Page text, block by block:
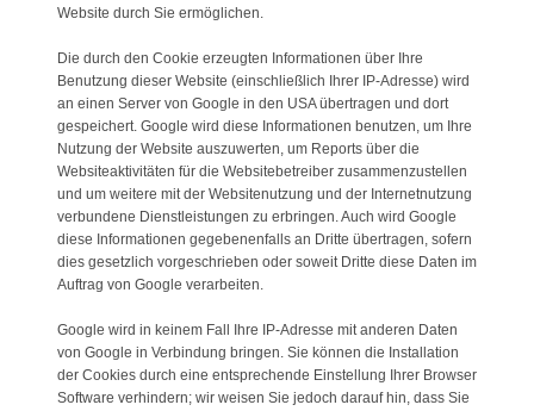
Website durch Sie ermöglichen.
Die durch den Cookie erzeugten Informationen über Ihre
Benutzung dieser Website (einschließlich Ihrer IP-Adresse) wird
an einen Server von Google in den USA übertragen und dort
gespeichert. Google wird diese Informationen benutzen, um Ihre
Nutzung der Website auszuwerten, um Reports über die
Websiteaktivitäten für die Websitebetreiber zusammenzustellen
und um weitere mit der Websitenutzung und der Internetnutzung
verbundene Dienstleistungen zu erbringen. Auch wird Google
diese Informationen gegebenenfalls an Dritte übertragen, sofern
dies gesetzlich vorgeschrieben oder soweit Dritte diese Daten im
Auftrag von Google verarbeiten.
Google wird in keinem Fall Ihre IP-Adresse mit anderen Daten
von Google in Verbindung bringen. Sie können die Installation
der Cookies durch eine entsprechende Einstellung Ihrer Browser
Software verhindern; wir weisen Sie jedoch darauf hin, dass Sie